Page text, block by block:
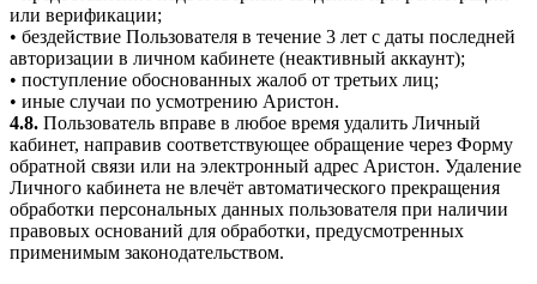
или верификации;
• бездействие Пользователя в течение 3 лет с даты последней
авторизации в личном кабинете (неактивный аккаунт);
• поступление обоснованных жалоб от третьих лиц;
• иные случаи по усмотрению Аристон.
4.8. Пользователь вправе в любое время удалить Личный
кабинет, направив соответствующее обращение через Форму
обратной связи или на электронный адрес Аристон. Удаление
Личного кабинета не влечёт автоматического прекращения
обработки персональных данных пользователя при наличии
правовых оснований для обработки, предусмотренных
применимым законодательством.